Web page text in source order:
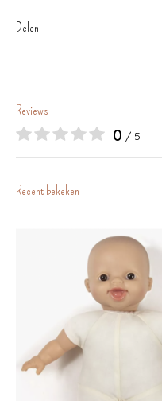
Delen
Reviews
0 / 5
Recent bekeken